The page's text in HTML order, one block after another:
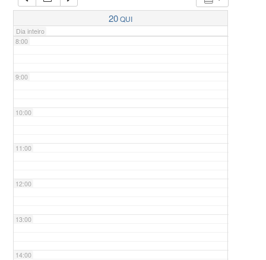
20QUI
Dia inteiro
7:00
8:00
9:00
10:00
11:00
12:00
13:00
14:00